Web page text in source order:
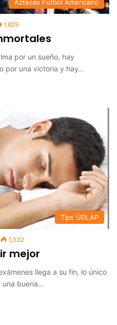
Aztecas Futbol Americano
1,829
por un sueño, hay
por una victoria y hay…
Tips UDLAP
1,332
mejor
llega a su fin, lo único
una buena…